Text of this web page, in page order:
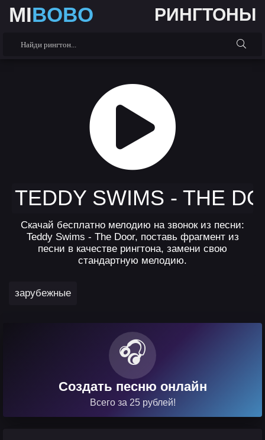
MIBOBO РИНГТОНЫ
TEDDY SWIMS - THE
Скачай бесплатно мелодию на звонок из песни:
Teddy Swims - The Door, поставь фрагмент из
песни в качестве рингтона, замени свою
стандартную мелодию.
зарубежные
🎧
Создать песню онлайн
Всего за 25 рублей!